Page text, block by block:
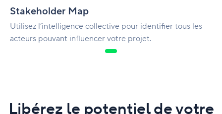
Stakeholder Map
Utilisez l’intelligence collective pour identifier tous les
acteurs pouvant influencer votre projet.
Libérez le potentiel de votre